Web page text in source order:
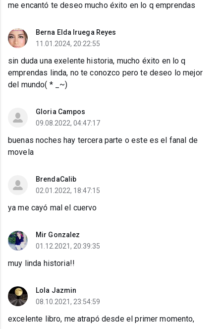
me encantó te deseo mucho éxito en lo q emprendas
Berna Elda Iruega Reyes
11.01.2024, 20:22:55
sin duda una exelente historia, mucho éxito en lo q
emprendas linda, no te conozco pero te deseo lo mejor
del mundo( * _~)
Gloria Campos
09.08.2022, 04:47:17
buenas noches hay tercera parte o este es el fanal de
movela
BrendaCalib
02.01.2022, 18:47:15
ya me cayó mal el cuervo
Mir Gonzalez
01.12.2021, 20:39:35
muy linda historia!!
Lola Jazmin
08.10.2021, 23:54:59
excelente libro, me atrapó desde el primer momento,